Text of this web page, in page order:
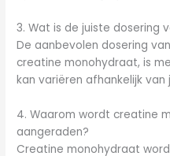
3. Wat is de juiste dosering
De aanbevolen dosering
creatine monohydraat, is
kan variëren afhankelijk
4. Waarom wordt creatine
aangeraden?
Creatine monohydraat